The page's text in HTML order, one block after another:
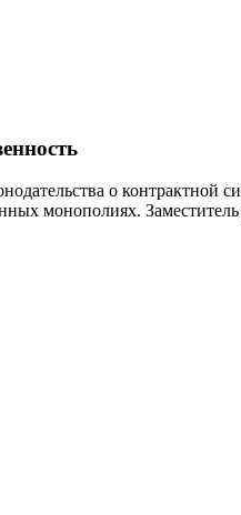
о контрактной
монополиях.